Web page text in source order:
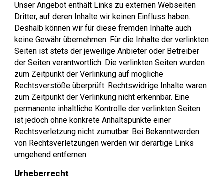
Unser Angebot enthält Links zu externen Webseiten
Dritter, auf deren Inhalte wir keinen Einfluss haben.
Deshalb können wir für diese fremden Inhalte auch
keine Gewähr übernehmen. Für die Inhalte der verlinkten
Seiten ist stets der jeweilige Anbieter oder Betreiber
der Seiten verantwortlich. Die verlinkten Seiten wurden
zum Zeitpunkt der Verlinkung auf mögliche
Rechtsverstöße überprüft. Rechtswidrige Inhalte waren
zum Zeitpunkt der Verlinkung nicht erkennbar. Eine
permanente inhaltliche Kontrolle der verlinkten Seiten
ist jedoch ohne konkrete Anhaltspunkte einer
Rechtsverletzung nicht zumutbar. Bei Bekanntwerden
von Rechtsverletzungen werden wir derartige Links
umgehend entfernen.
Urheberrecht